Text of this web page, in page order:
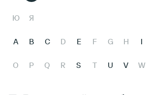
Ю Я
A B C D E F G H I
O P Q R S T U V W